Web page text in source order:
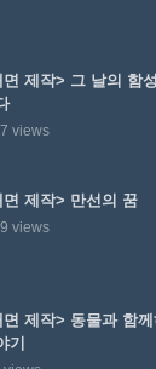
제작> 그 날의 함
views
면 제작> 만선의 꿈
views
면 제작> 동물과 함
기